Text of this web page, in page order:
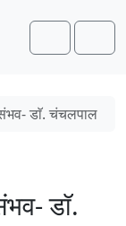
Search
डाॅ. चंचलपाल
डाॅ.